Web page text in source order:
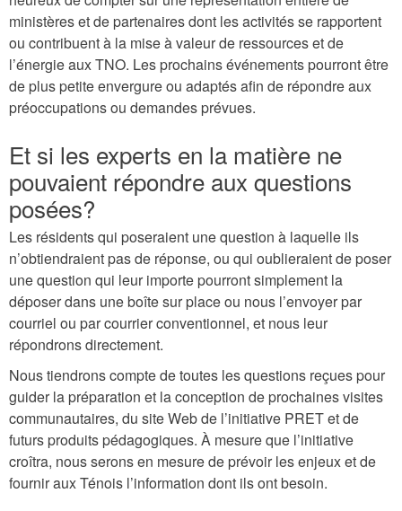
ministères et de partenaires dont les activités se rapportent
ou contribuent à la mise à valeur de ressources et de
l’énergie aux TNO. Les prochains événements pourront être
de plus petite envergure ou adaptés afin de répondre aux
préoccupations ou demandes prévues.
Et si les experts en la matière ne
pouvaient répondre aux questions
posées?
Les résidents qui poseraient une question à laquelle ils
n’obtiendraient pas de réponse, ou qui oublieraient de poser
une question qui leur importe pourront simplement la
déposer dans une boîte sur place ou nous l’envoyer par
courriel ou par courrier conventionnel, et nous leur
répondrons directement.
Nous tiendrons compte de toutes les questions reçues pour
guider la préparation et la conception de prochaines visites
communautaires, du site Web de l’initiative PRET et de
futurs produits pédagogiques. À mesure que l’initiative
croîtra, nous serons en mesure de prévoir les enjeux et de
fournir aux Ténois l’information dont ils ont besoin.